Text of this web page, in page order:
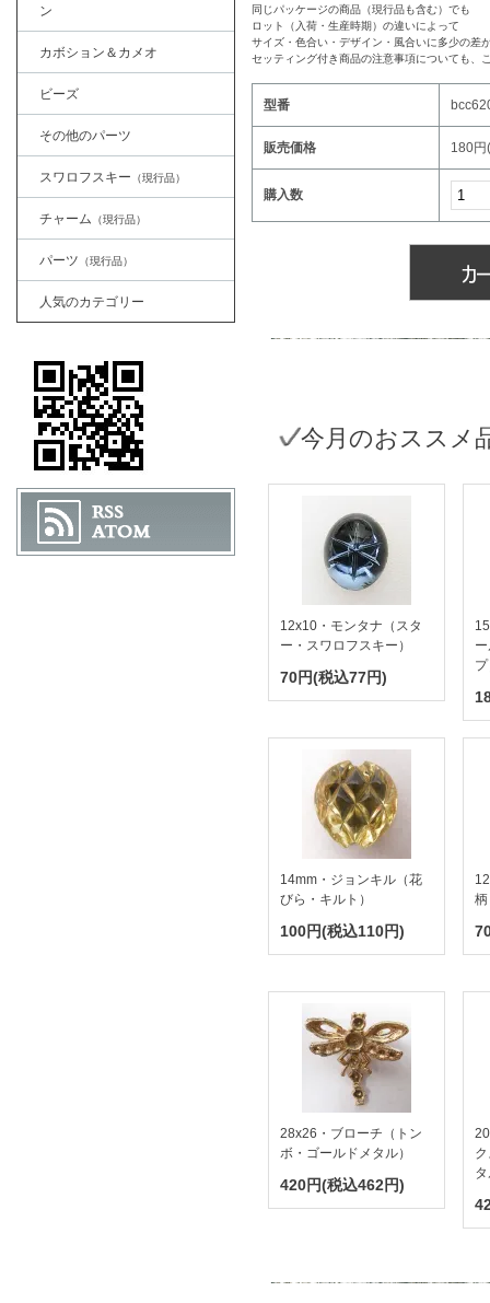
同じパッケージの商品（現行品も含む）でも
ロット（入荷・生産時期）の違いによって
サイズ・色合い・デザイン・風合いに多少の差
セッティング付き商品の注意事項についても、
型番
販売価格 180円
購入数
今月のおススメ
12x10・モンタナ（スタ
ー・スワロフスキー）
70円(税込77円)
14mm・ジョンキル（花
びら・キルト）
100円(税込110円)
28x26・ブローチ（トン
ボ・ゴールドメタル）
420円(税込462円)
ン
カボション＆カメオ
ビーズ
その他のパーツ
スワロフスキー （現行品）
チャーム （現行品）
パーツ （現行品）
人気のカテゴリー